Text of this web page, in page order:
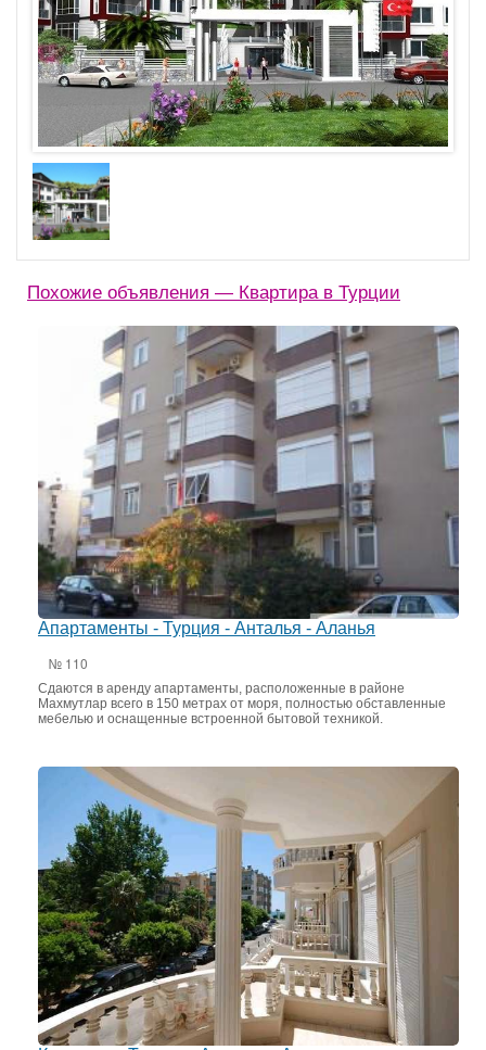
Похожие объявления — Квартира в Турции
Апартаменты - Турция - Анталья - Аланья
№ 110
Сдаются в аренду апартаменты, расположенные в районе
Махмутлар всего в 150 метрах от моря, полностью обставленные
мебелью и оснащенные встроенной бытовой техникой.